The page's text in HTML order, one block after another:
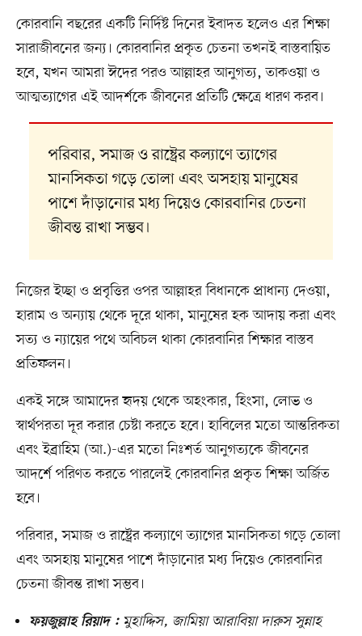
কোরবানি বছরের একটি নির্দিষ্ট দিনের ইবাদত হলেও এর শিক্ষা
সারাজীবনের জন্য। কোরবানির প্রকৃত চেতনা তখনই বাস্তবায়িত
হবে, যখন আমরা ঈদের পরও আল্লাহর আনুগত্য, তাকওয়া ও
আত্মত্যাগের এই আদর্শকে জীবনের প্রতিটি ক্ষেত্রে ধারণ করব।
পরিবার, সমাজ ও রাষ্ট্রের কল্যাণে ত্যাগের
মানসিকতা গড়ে তোলা এবং অসহায় মানুষের
পাশে দাঁড়ানোর মধ্য দিয়েও কোরবানির চেতনা
জীবন্ত রাখা সম্ভব।
নিজের ইচ্ছা ও প্রবৃত্তির ওপর আল্লাহর বিধানকে প্রাধান্য দেওয়া,
হারাম ও অন্যায় থেকে দূরে থাকা, মানুষের হক আদায় করা এবং
সত্য ও ন্যায়ের পথে অবিচল থাকা কোরবানির শিক্ষার বাস্তব
প্রতিফলন।
একই সঙ্গে আমাদের হৃদয় থেকে অহংকার, হিংসা, লোভ ও
স্বার্থপরতা দূর করার চেষ্টা করতে হবে। হাবিলের মতো আন্তরিকতা
এবং ইব্রাহিম (আ.)-এর মতো নিঃশর্ত আনুগত্যকে জীবনের
আদর্শে পরিণত করতে পারলেই কোরবানির প্রকৃত শিক্ষা অর্জিত
হবে।
পরিবার, সমাজ ও রাষ্ট্রের কল্যাণে ত্যাগের মানসিকতা গড়ে তোলা
এবং অসহায় মানুষের পাশে দাঁড়ানোর মধ্য দিয়েও কোরবানির
চেতনা জীবন্ত রাখা সম্ভব।
ফয়জুল্লাহ রিয়াদ :মুহাদ্দিস, জামিয়া আরাবিয়া দারুস সুন্নাহ